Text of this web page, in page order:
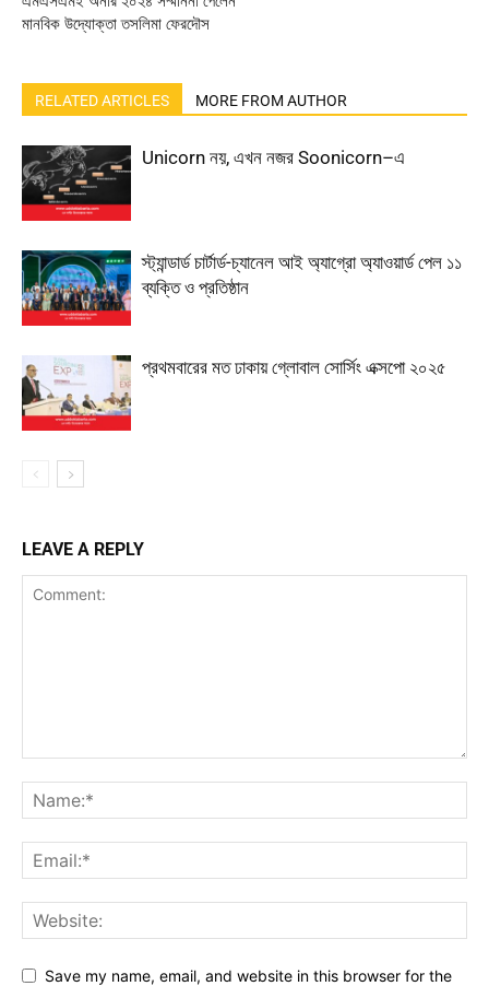
মানবিক উদ্যোক্তা তসলিমা ফেরদৌস
RELATED ARTICLES MORE FROM AUTHOR
Unicorn নয়, এখন নজর Soonicorn–এ
স্ট্যান্ডার্ড চার্টার্ড-চ্যানেল আই অ্যাগ্রো অ্যাওয়ার্ড পেল ১১
ব্যক্তি ও প্রতিষ্ঠান
প্রথমবারের মত ঢাকায় গ্লোবাল সোর্সিং এক্সপো ২০২৫
LEAVE A REPLY
Save my name, email, and website in this browser for the